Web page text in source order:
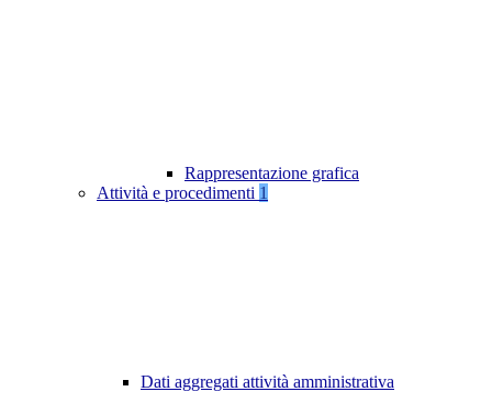
Rappresentazione grafica
Attività e procedimenti 1
Dati aggregati attività amministrativa